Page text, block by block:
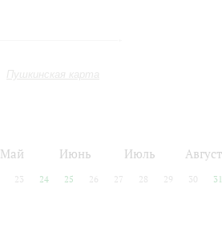
Пушкинская карта
Май Июнь Июль Август
23 24 25 26 27 28 29 30 31